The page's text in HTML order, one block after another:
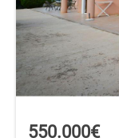
550.000€